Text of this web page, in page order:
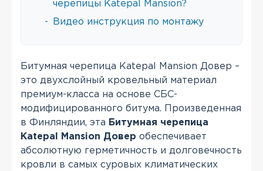
черепицы Katepal Mansion?
- Видео инструкция по монтажу
Битумная черепица Katepal Mansion Довер –
это двухслойный кровельный материал
премиум-класса на основе СБС-
модифицированного битума. Произведенная
в Финляндии, эта Битумная черепица
Katepal Mansion Довер обеспечивает
абсолютную герметичность и долговечность
кровли в самых суровых климатических